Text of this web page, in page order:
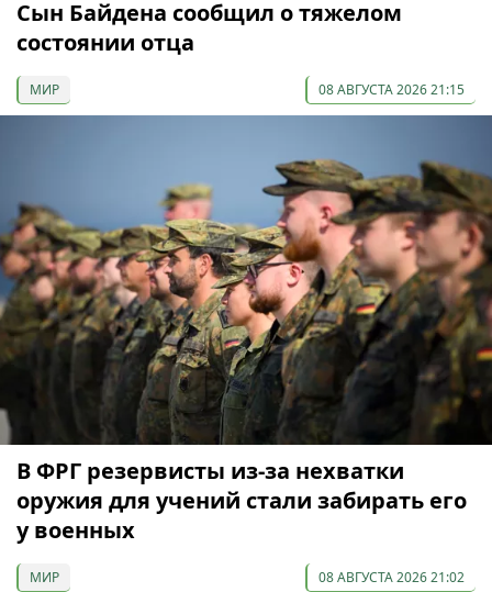
Сын Байдена сообщил о тяжелом
состоянии отца
МИР 08 АВГУСТА 2026 21:15
В ФРГ резервисты из-за нехватки
оружия для учений стали забирать его
у военных
МИР 08 АВГУСТА 2026 21:02